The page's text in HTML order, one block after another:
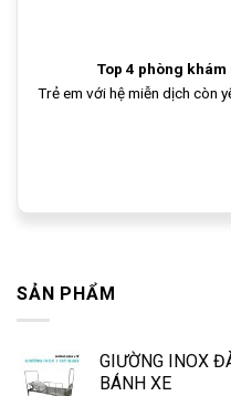
Top 4 phòng khám
Trẻ em với hệ miễn dịch còn
SẢN PHẨM
GIƯỜNG INOX
BÁNH XE